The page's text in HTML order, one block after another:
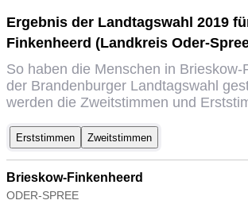
Ergebnis der Landtagswahl 2019
Finkenheerd (Landkreis Oder-
So haben die Menschen in Brieskow-
der Brandenburger Landtagswahl
werden die Zweitstimmen und
Erststimmen Zweitstimmen
Brieskow-Finkenheerd
ODER-SPREE